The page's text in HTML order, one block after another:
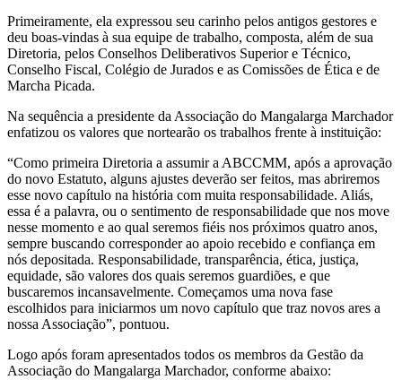
Primeiramente, ela expressou seu carinho pelos antigos gestores e
deu boas-vindas à sua equipe de trabalho, composta, além de sua
Diretoria, pelos Conselhos Deliberativos Superior e Técnico,
Conselho Fiscal, Colégio de Jurados e as Comissões de Ética e de
Marcha Picada.
Na sequência a presidente da Associação do Mangalarga Marchador
enfatizou os valores que nortearão os trabalhos frente à instituição:
“Como primeira Diretoria a assumir a ABCCMM, após a aprovação
do novo Estatuto, alguns ajustes deverão ser feitos, mas abriremos
esse novo capítulo na história com muita responsabilidade. Aliás,
essa é a palavra, ou o sentimento de responsabilidade que nos move
nesse momento e ao qual seremos fiéis nos próximos quatro anos,
sempre buscando corresponder ao apoio recebido e confiança em
nós depositada. Responsabilidade, transparência, ética, justiça,
equidade, são valores dos quais seremos guardiões, e que
buscaremos incansavelmente. Começamos uma nova fase
escolhidos para iniciarmos um novo capítulo que traz novos ares a
nossa Associação”, pontuou.
Logo após foram apresentados todos os membros da Gestão da
Associação do Mangalarga Marchador, conforme abaixo: